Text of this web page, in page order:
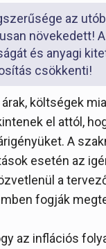
az
növekedett!
és anyagi
csökkenti!
költségek
el attól,
A
esetén az
a
fogják
az inflációs